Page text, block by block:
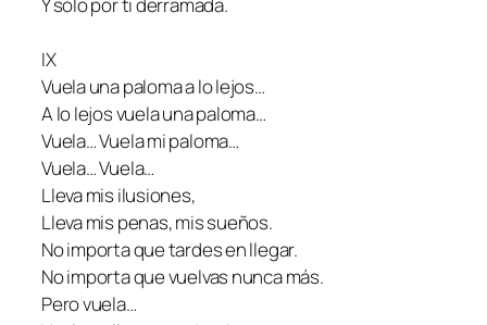
Y sólo por ti derramada.
IX
Vuela una paloma a lo lejos…
A lo lejos vuela una paloma…
Vuela… Vuela mi paloma…
Vuela… Vuela…
Lleva mis ilusiones,
Lleva mis penas, mis sueños.
No importa que tardes en llegar.
No importa que vuelvas nunca más.
Pero vuela…